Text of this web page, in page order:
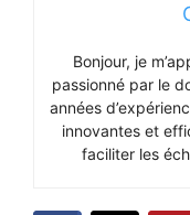
Bonjour, je
passionné par le
années
innovantes et
faciliter les